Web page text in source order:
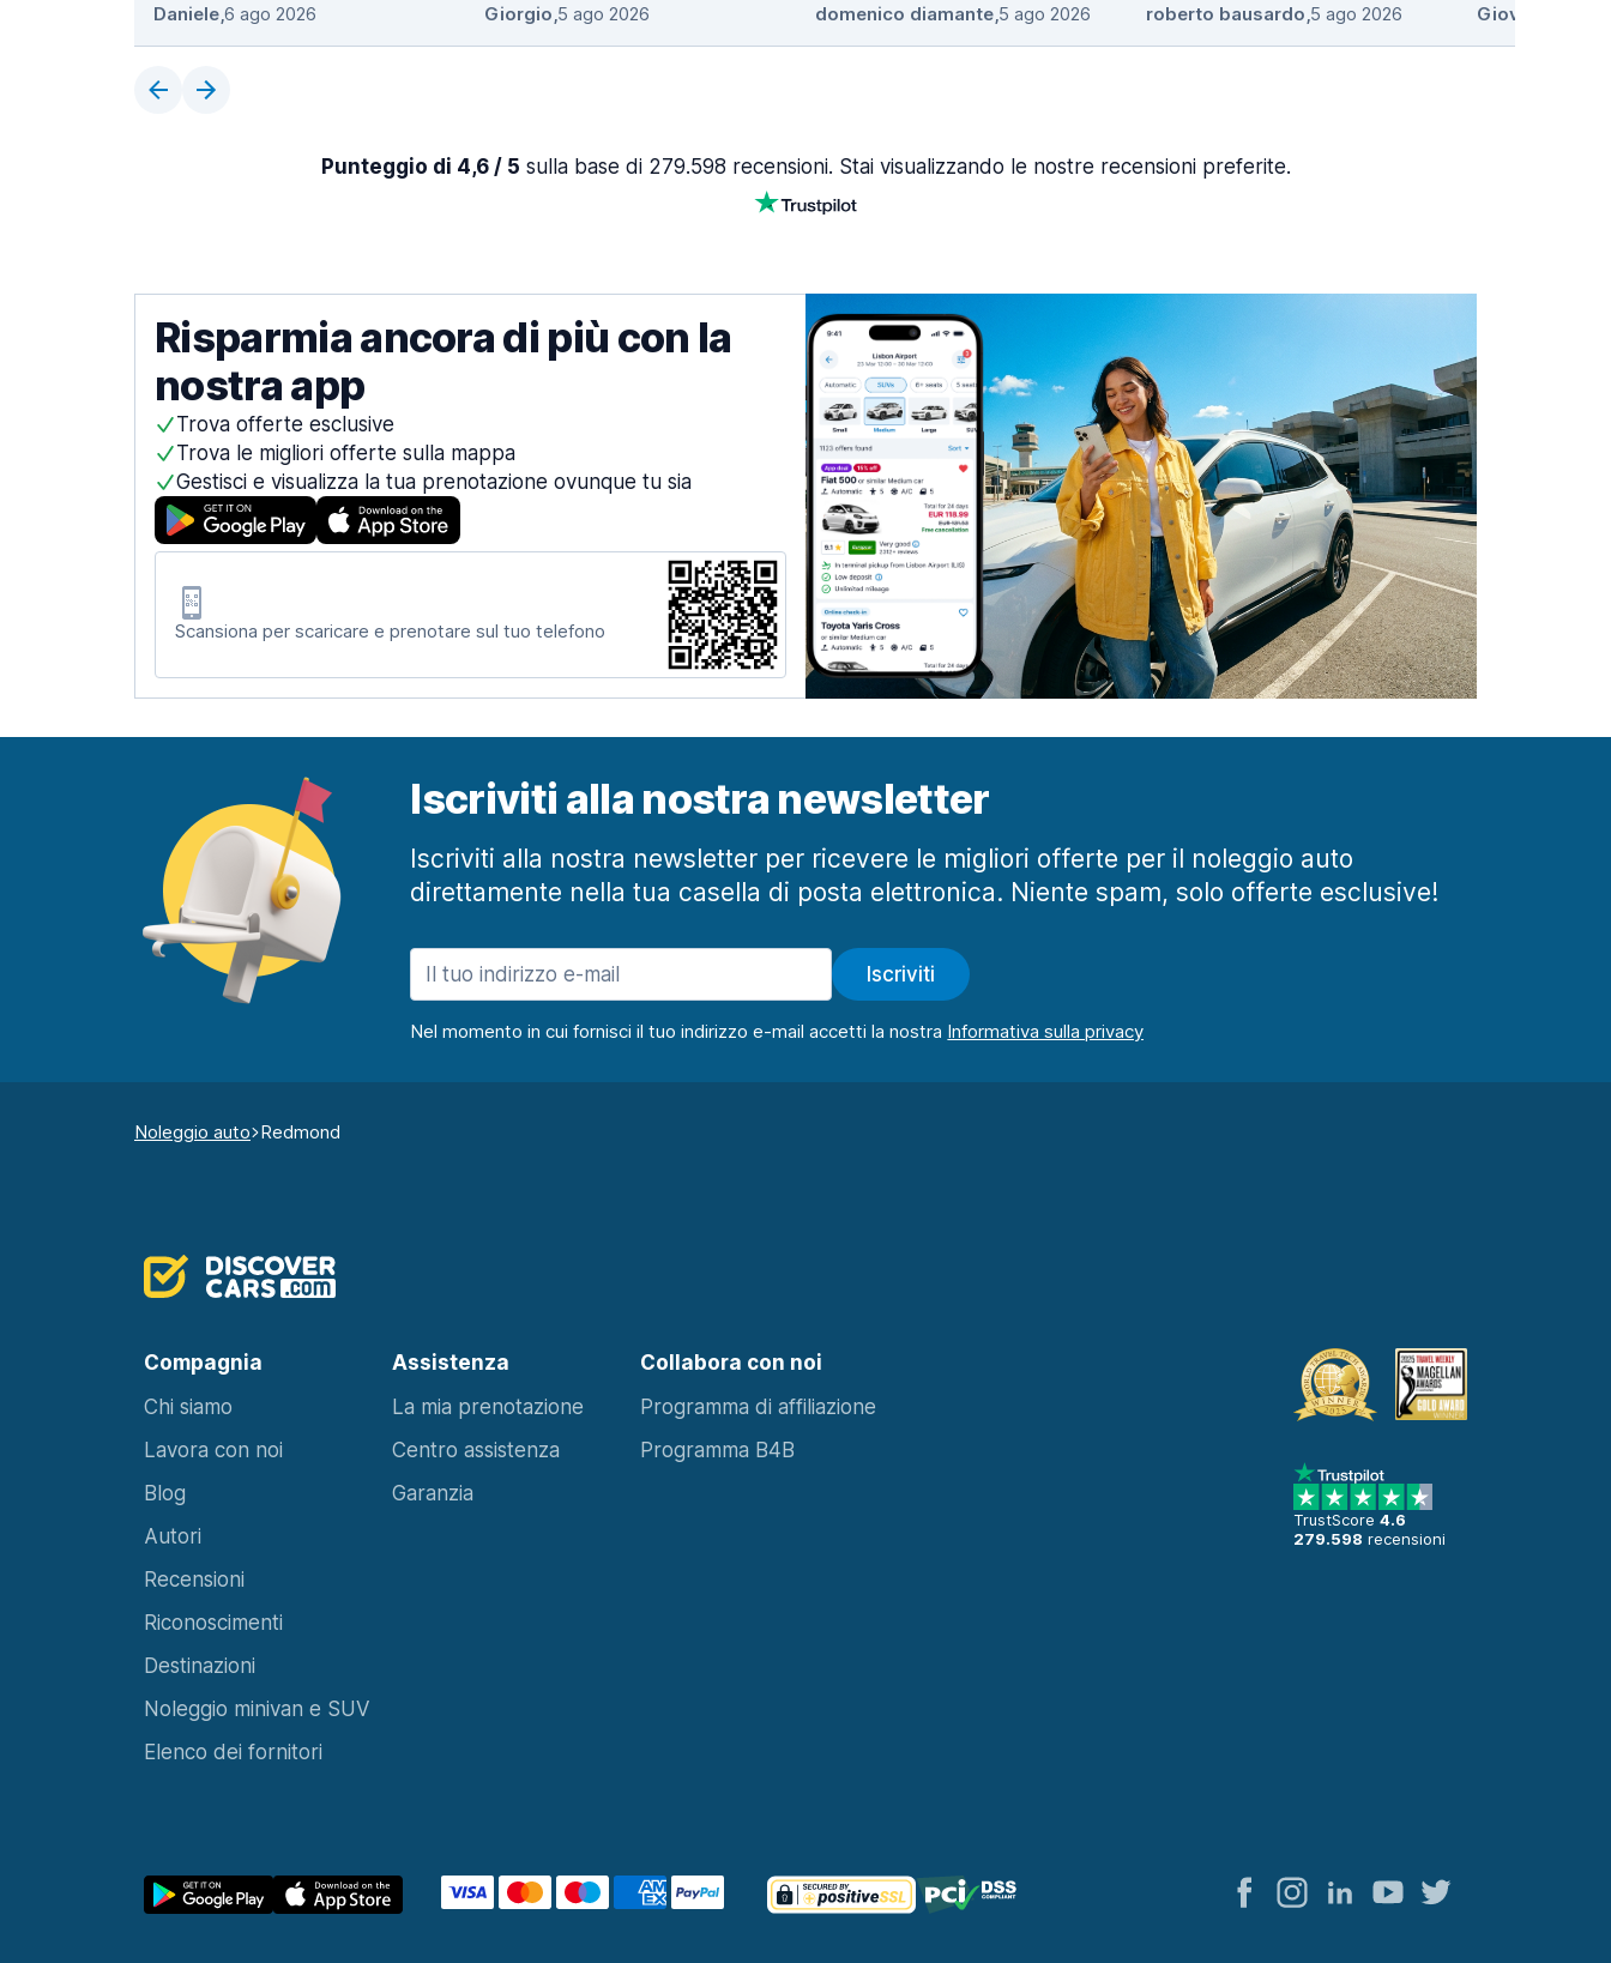
Daniele,6 ago 2026 Giorgio,5 ago 2026
domenico diamante,5 ago 2026 roberto bausardo,5 ago 2026 Giovanni
Punteggio di 4,6 / 5 sulla base di 279.598 recensioni. Stai visualizzando le nostre recensioni preferite.
Risparmia ancora di più con la
nostra app
Trova offerte esclusive
Trova le migliori offerte sulla mappa
Gestisci e visualizza la tua prenotazione ovunque tu sia
Scansiona per scaricare e prenotare sul tuo telefono
Iscriviti alla nostra newsletter
Iscriviti alla nostra newsletter per ricevere le migliori offerte per il noleggio auto
direttamente nella tua casella di posta elettronica. Niente spam, solo offerte esclusive!
Iscriviti
Nel momento in cui fornisci il tuo indirizzo e-mail accetti la nostra
Noleggio auto Redmond
Compagnia Assistenza Collabora con noi
TrustScore 4.6
279.598 recensioni